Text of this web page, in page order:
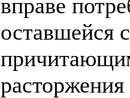
вправе
оставшейся